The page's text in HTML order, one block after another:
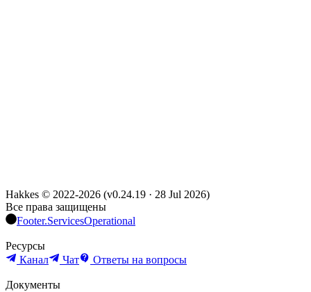
Hakkes © 2022-2026 (v0.24.19 · 28 Jul 2026)
Все права защищены
Footer.ServicesOperational
Ресурсы
Канал
Чат Ответы на вопросы
Документы